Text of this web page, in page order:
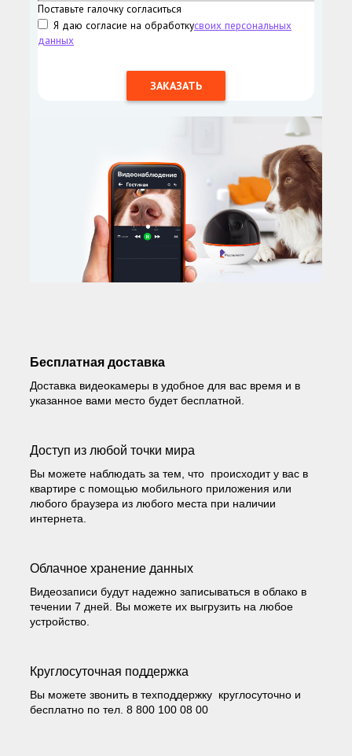
Поставьте галочку согласиться
Я даю согласие на обработкусвоих персональных
данных
Бесплатная доставка
Доставка видеокамеры в удобное для вас время и в
указанное вами место будет бесплатной.
Доступ из любой точки мира
Вы можете наблюдать за тем, что происходит у вас в
квартире с помощью мобильного приложения или
любого браузера из любого места при наличии
интернета.
Облачное хранение данных
Видеозаписи будут надежно записываться в облако в
течении 7 дней. Вы можете их выгрузить на любое
устройство.
Круглосуточная поддержка
Вы можете звонить в техподдержку круглосуточно и
бесплатно по тел. 8 800 100 08 00